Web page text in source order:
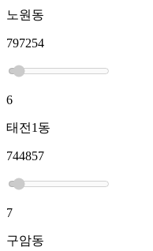
노원동
797254
6
태전1동
744857
7
구암동